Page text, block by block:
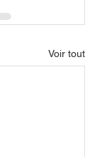
Voir tout